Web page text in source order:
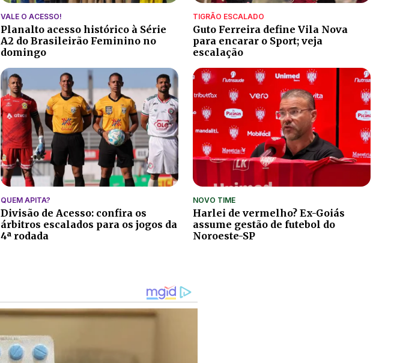
VALE O ACESSO!
Planalto acesso histórico à Série
A2 do Brasileirão Feminino no
domingo
TIGRÃO ESCALADO
Guto Ferreira define Vila Nova
para encarar o Sport; veja
escalação
QUEM APITA?
Divisão de Acesso: confira os
árbitros escalados para os jogos da
4ª rodada
NOVO TIME
Harlei de vermelho? Ex-Goiás
assume gestão de futebol do
Noroeste-SP